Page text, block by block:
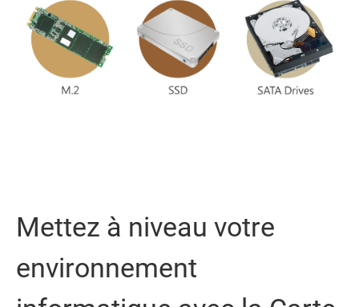
Mettez à niveau votre
environnement